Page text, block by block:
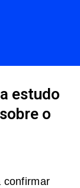
estudo
o
confirmar